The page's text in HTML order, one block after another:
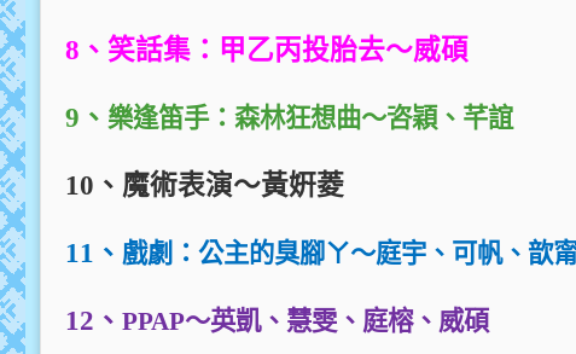
8 、笑話集：甲乙丙投胎去～威碩
9 、 樂逢笛手：森林狂想曲～咨穎、芊誼
10 、魔術表演～黃姸菱
11 、 戲劇：公主的臭腳ㄚ～庭宇、可帆、歆
12 、 PPAP～英凱、慧雯、庭榕、威碩